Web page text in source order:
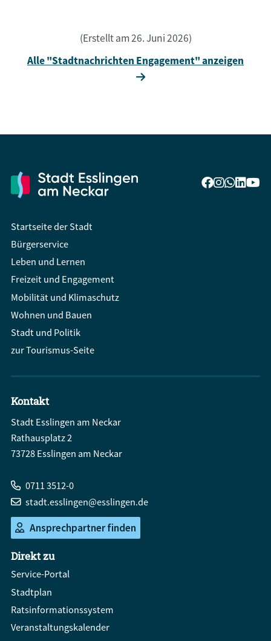
(Erstellt am 26. Juni 2026)
Alle "Stadtnachrichten Engagement" anzeigen
Startseite der Stadt
Bürgerservice
Leben und Lernen
Freizeit und Engagement
Mobilität und Klimaschutz
Wohnen und Bauen
Stadt und Politik
zur Tourismus-Seite
Kontakt
Stadt Esslingen am Neckar
Rathausplatz 2
73728 Esslingen am Neckar
0711 3512-0
stadt.esslingen@esslingen.de
Ansprechpartner finden
Direkt zu
Service-Portal
Stadtplan
Ratsinformationssystem
Veranstaltungskalender